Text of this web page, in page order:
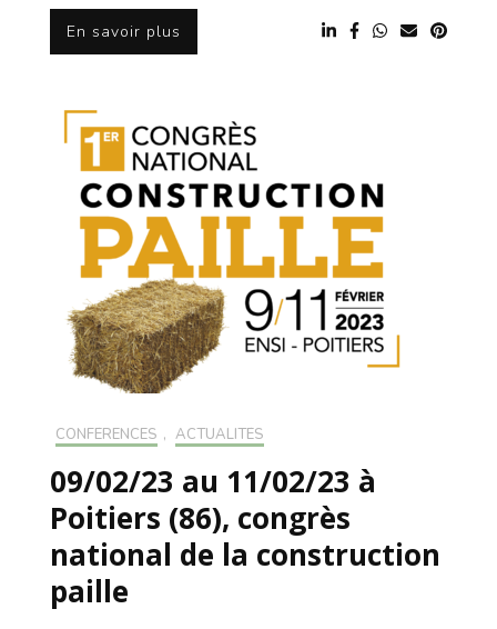
En savoir plus
CONFÉRENCES , ACTUALITÉS
09/02/23 au 11/02/23 à
Poitiers (86), congrès
national de la construction
paille